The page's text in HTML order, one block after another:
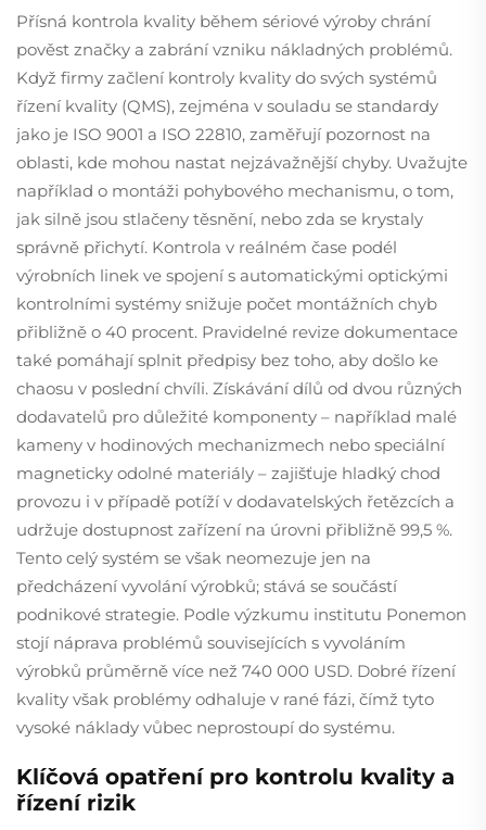
Přísná kontrola kvality během sériové výroby chrání
pověst značky a zabrání vzniku nákladných problémů.
Když firmy začlení kontroly kvality do svých systémů
řízení kvality (QMS), zejména v souladu se standardy
jako je ISO 9001 a ISO 22810, zaměřují pozornost na
oblasti, kde mohou nastat nejzávažnější chyby. Uvažujte
například o montáži pohybového mechanismu, o tom,
jak silně jsou stlačeny těsnění, nebo zda se krystaly
správně přichytí. Kontrola v reálném čase podél
výrobních linek ve spojení s automatickými optickými
kontrolními systémy snižuje počet montážních chyb
přibližně o 40 procent. Pravidelné revize dokumentace
také pomáhají splnit předpisy bez toho, aby došlo ke
chaosu v poslední chvíli. Získávání dílů od dvou různých
dodavatelů pro důležité komponenty – například malé
kameny v hodinových mechanizmech nebo speciální
magneticky odolné materiály – zajišťuje hladký chod
provozu i v případě potíží v dodavatelských řetězcích a
udržuje dostupnost zařízení na úrovni přibližně 99,5 %.
Tento celý systém se však neomezuje jen na
předcházení vyvolání výrobků; stává se součástí
podnikové strategie. Podle výzkumu institutu Ponemon
stojí náprava problémů souvisejících s vyvoláním
výrobků průměrně více než 740 000 USD. Dobré řízení
kvality však problémy odhaluje v rané fázi, čímž tyto
vysoké náklady vůbec neprostoupí do systému.
Klíčová opatření pro kontrolu kvality a
řízení rizik